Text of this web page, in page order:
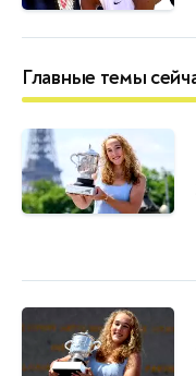
Главные темы